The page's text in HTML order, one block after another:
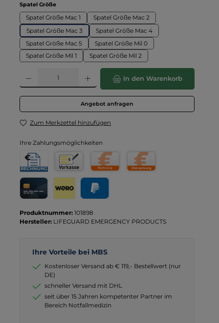
Spatel Größeauswählen
Spatel Größe Mac 1
Spatel Größe Mac 2
Spatel Größe Mac 3
Spatel Größe Mac 4
Spatel Größe Mac 5
Spatel Größe Mil 0
Spatel Größe Mil 1
Spatel Größe Mil 2
Produkt Anzahl: Gib den gewünschten Wert ein oder benutze die
In den Warenkorb
Angebot anfragen
Zum Merkzettel hinzufügen
Ihre Zahlungsmöglichkeiten
Rechnung
Rechnung für Behörden
Vorkasse
Produktnummer: 101898
Hersteller: LIFEGUARD EMERGENCY PRODUCTS
Ihre Vorteile bei MBS
Kostenloser Versand ab € 119,- Bestellwert (nur
DE)
schneller Versand mit DHL
seit über 15 Jahren kompetenter Partner im
Bereich Notfallmedizin